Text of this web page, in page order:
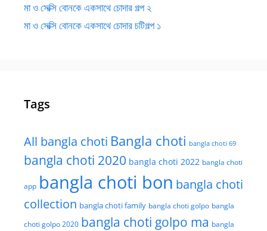
মা ও সেক্সি বোনকে একসাথে চোদার গল্প ২
মা ও সেক্সি বোনকে একসাথে চোদার চটিগল্প ১
Tags
All bangla choti Bangla choti bangla choti 69
bangla choti 2020 bangla choti 2022 bangla choti
app bangla choti bon bangla choti
collection bangla choti family bangla choti golpo bangla
choti golpo 2020 bangla choti golpo ma bangla